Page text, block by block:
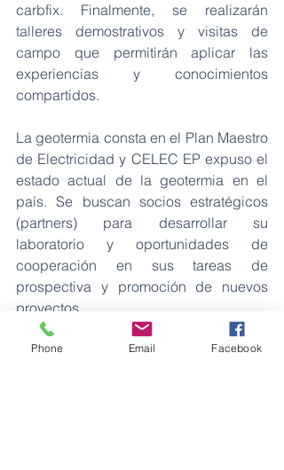
carbfix. Finalmente, se realizarán
talleres demostrativos y visitas de
campo que permitirán aplicar las
experiencias y conocimientos
compartidos.
La geotermia consta en el Plan Maestro
de Electricidad y CELEC EP expuso el
estado actual de la geotermia en el
país. Se buscan socios estratégicos
(partners) para desarrollar su
laboratorio y oportunidades de
cooperación en sus tareas de
prospectiva y promoción de nuevos
proyectos.
Energía
Phone Email Facebook